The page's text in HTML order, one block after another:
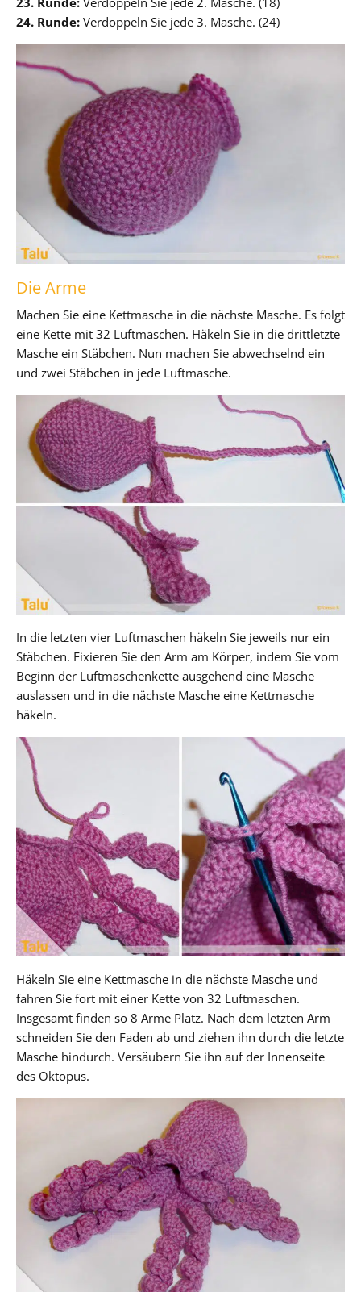
24. Runde: Verdoppeln Sie jede 3. Masche. (24)
Die Arme
Machen Sie eine Kettmasche in die nächste Masche. Es folgt
eine Kette mit 32 Luftmaschen. Häkeln Sie in die drittletzte
Masche ein Stäbchen. Nun machen Sie abwechselnd ein
und zwei Stäbchen in jede Luftmasche.
In die letzten vier Luftmaschen häkeln Sie jeweils nur ein
Stäbchen. Fixieren Sie den Arm am Körper, indem Sie vom
Beginn der Luftmaschenkette ausgehend eine Masche
auslassen und in die nächste Masche eine Kettmasche
häkeln.
Häkeln Sie eine Kettmasche in die nächste Masche und
fahren Sie fort mit einer Kette von 32 Luftmaschen.
Insgesamt finden so 8 Arme Platz. Nach dem letzten Arm
schneiden Sie den Faden ab und ziehen ihn durch die letzte
Masche hindurch. Versäubern Sie ihn auf der Innenseite
des Oktopus.